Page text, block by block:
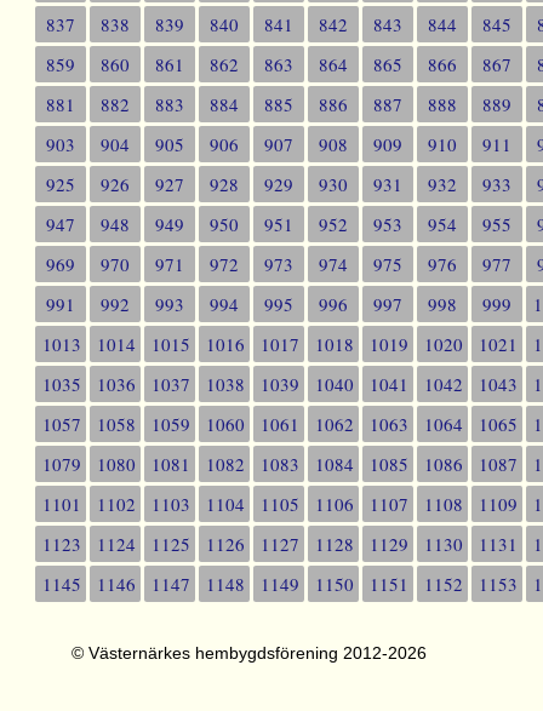
837
838 839 840 841 842 843 844 845
859
860 861 862 863 864 865 866 867
881
882 883 884 885 886 887 888 889
903
904 905 906 907 908 909 910 911
925
926 927 928 929 930 931 932 933
947
948 949 950 951 952 953 954 955
969
970 971 972 973 974 975 976 977
991
992 993 994 995 996 997 998 999
1013
1014 1015 1016 1017 1018 1019 1020 1021
1035
1036 1037 1038 1039 1040 1041 1042 1043
1057
1058 1059 1060 1061 1062 1063 1064 1065
1079
1080 1081 1082 1083 1084 1085 1086 1087
1101
1102 1103 1104 1105 1106 1107 1108 1109
1123
1124 1125 1126 1127 1128 1129 1130 1131
1145
1146 1147 1148 1149 1150 1151 1152 1153
© Västernärkes hembygdsförening 2012-2026